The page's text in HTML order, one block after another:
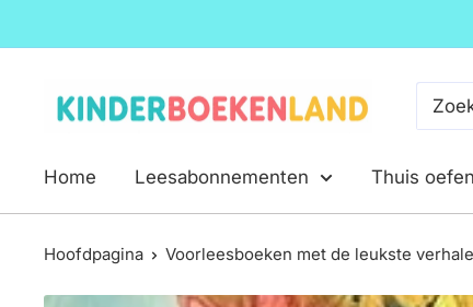
naar
Kinderboekenland.nl
Home Leesabonnementen Thuis
Hoofdpagina Voorleesboeken met de leukste